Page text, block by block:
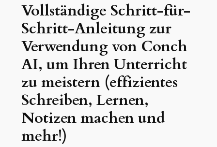
Vollständige Schritt-für-
Schritt-Anleitung zur
Verwendung von Conch
AI, um Ihren Unterricht
zu meistern (effizientes
Schreiben, Lernen,
Notizen machen und
mehr!)